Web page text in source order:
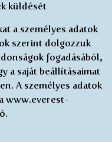
küldését
a személyes adatok
szerint dolgozzuk
fogadásából,
a saját beállításaimat
A személyes adatok
www.everest-